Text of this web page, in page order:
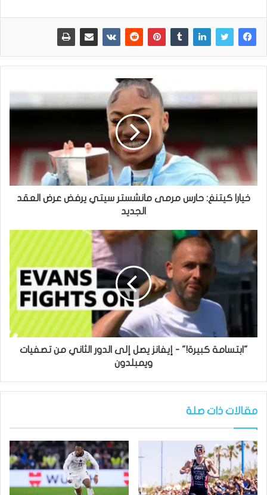
خيارا كيتنغ: حارس مرمى مانشستر سيتي يرفض عرض العقد
الجديد
"ابتسامة كبيرة!" - إيفانز يصل إلى الدور الثاني من تصفيات
ويمبلدون
مقالات ذات صلة